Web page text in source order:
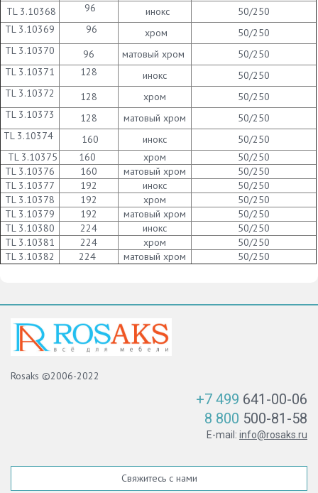
TL 3.10368 96 инокс
50/250
TL 3.10369
96 хром
50/250
TL 3.10370
96 матовый хром
50/250
TL 3.10371
128 инокс
50/250
TL 3.10372
128 хром
50/250
TL 3.10373
128 матовый хром
50/250
TL 3.10374
160 инокс
50/250
TL 3.10375
160 хром
50/250
TL 3.10376
160 матовый хром
50/250
TL 3.10377
192 инокс
50/250
TL 3.10378
192 хром
50/250
TL 3.10379
192 матовый хром
50/250
TL 3.10380
224 инокс
50/250
TL 3.10381
224 хром
50/250
TL 3.10382
224 матовый хром 50/250
Rosaks ©2006-2022
+7 499 641-00-06
8 800 500-81-58
E-mail: info@rosaks.ru
Свяжитесь с нами